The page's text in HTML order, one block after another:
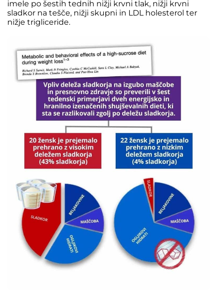
imele po šestih tednih nižji krvni tlak, nižji krvni
sladkor na tešče, nižji skupni in LDL holesterol ter
nižje trigliceride.